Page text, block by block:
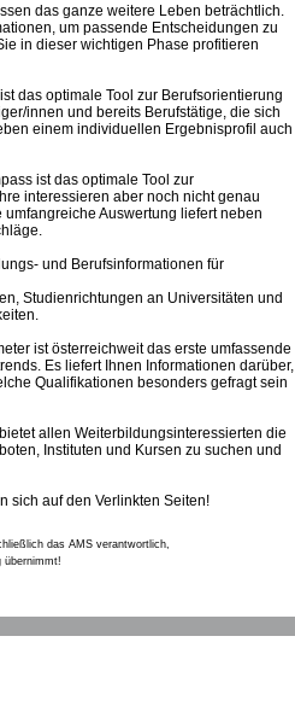
das ganze weitere Leben beträchtlich.
um passende Entscheidungen zu
in dieser wichtigen Phase profitieren
das optimale Tool zur Berufsorientierung
innen und bereits Berufstätige, die sich
einem individuellen Ergebnisprofil auch
ist das optimale Tool zur
interessieren aber noch nicht genau
Auswertung liefert neben
und Berufsinformationen für
Studienrichtungen an Universitäten und
ist österreichweit das erste umfassende
Es liefert Ihnen Informationen darüber,
Qualifikationen besonders gefragt sein
allen Weiterbildungsinteressierten die
Instituten und Kursen zu suchen und
sich auf den Verlinkten Seiten!
das AMS verantwortlich,
übernimmt!